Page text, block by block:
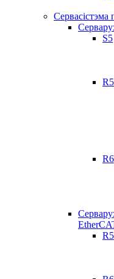
Сервасістэма
S5
R5
R6
R5